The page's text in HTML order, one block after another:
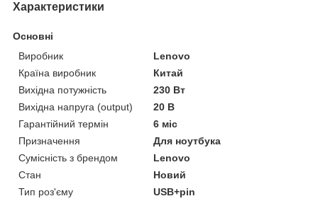
Характеристики
Основні
Виробник
Lenovo
Країна виробник
Китай
Вихідна потужність
230 Вт
Вихідна напруга (output)
20 В
Гарантійний термін
6 міс
Призначення
Для ноутбука
Сумісність з брендом
Lenovo
Стан
Новий
Тип роз'єму
USB+pin